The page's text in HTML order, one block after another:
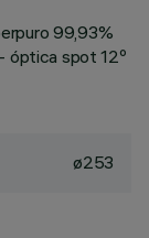
99,93%
óptica spot 12º
ø253